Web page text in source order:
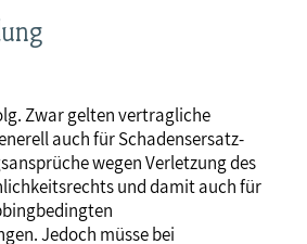
Zwar gelten vertragliche
auch für Schadensersatz-
wegen Verletzung des
und damit auch für
Jedoch müsse bei